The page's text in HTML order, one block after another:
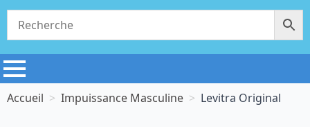
Accueil Impuissance Masculine Levitra Original